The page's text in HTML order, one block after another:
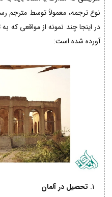
نوع ترجمه، معمولاً توسط مترجم
در اینجا چند نمونه از مواقعی که
آورده شده است:
تحصیل در آلمان